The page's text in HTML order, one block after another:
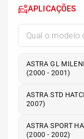
APLICAÇÕES
ASTRA GL
(2000 - 2001)
ASTRA STD
2007)
ASTRA SPORT
(2000 - 2002)